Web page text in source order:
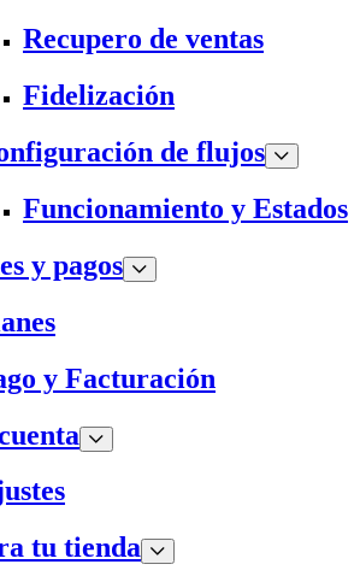
Recupero de ventas
Fidelización
de flujos
Funcionamiento y Estados
y pagos
y Facturación
tu tienda